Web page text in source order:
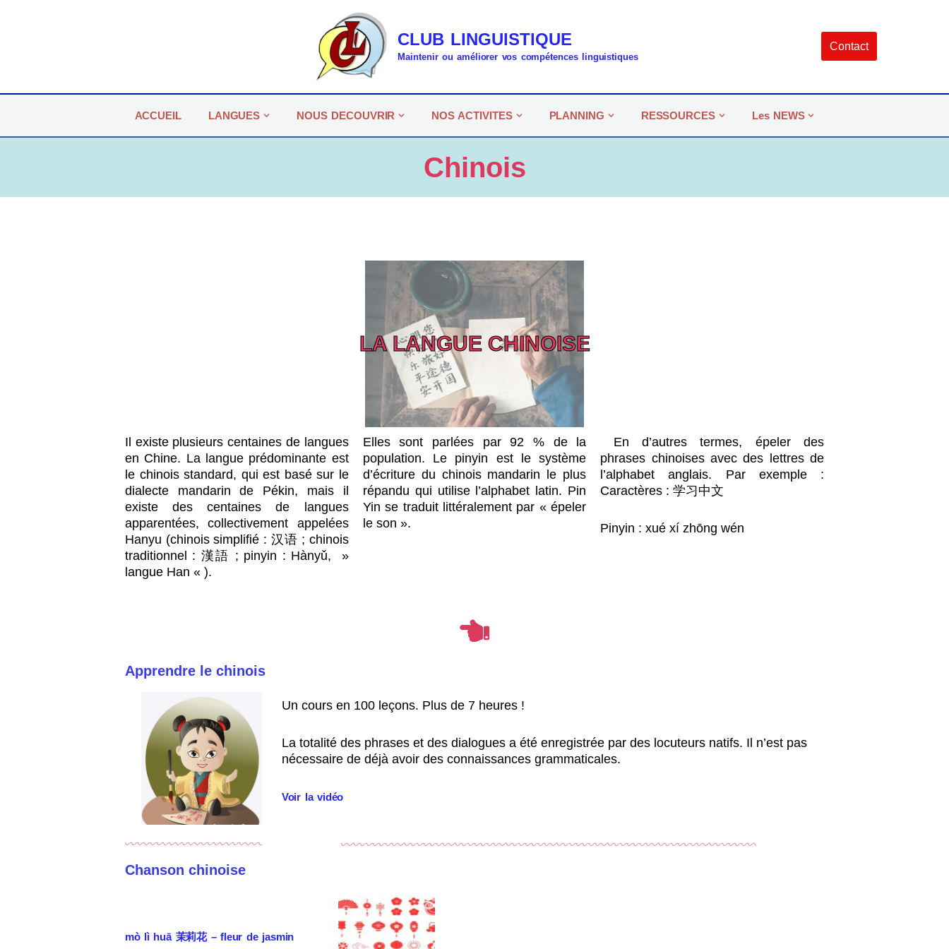
CLUB LINGUISTIQUE
Maintenir ou améliorer vos compétences linguistiques
Contact
ACCUEIL LANGUES NOUS DECOUVRIR NOS ACTIVITES PLANNING RESSOURCES Les NEWS
Chinois
LA LANGUE CHINOISE
Il existe plusieurs centaines de langues
en Chine. La langue prédominante est
le chinois standard, qui est basé sur le
dialecte mandarin de Pékin, mais il
existe des centaines de langues
apparentées, collectivement appelées
Hanyu (chinois simplifié : 汉语 ; chinois
traditionnel : 漢語 ; pinyin : Hànyǔ, »
langue Han « ).
Elles sont parlées par 92 % de la
population. Le pinyin est le système
d’écriture du chinois mandarin le plus
répandu qui utilise l’alphabet latin. Pin
Yin se traduit littéralement par « épeler
le son ».
En d’autres termes, épeler des
phrases chinoises avec des lettres de
l’alphabet anglais. Par exemple :
Caractères : 学习中文
Pinyin : xué xí zhōng wén
Apprendre le chinois
Un cours en 100 leçons. Plus de 7 heures !
La totalité des phrases et des dialogues a été enregistrée par des locuteurs natifs. Il n’est pas
nécessaire de déjà avoir des connaissances grammaticales.
Voir la vidéo
Chanson chinoise
mò lì huā 茉莉花 – fleur de jasmin